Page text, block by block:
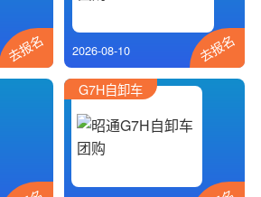
去报名 2026-08-10 去报名
G7H自卸车